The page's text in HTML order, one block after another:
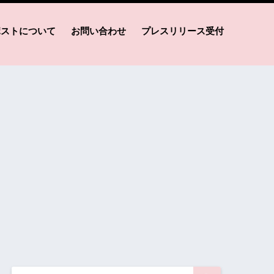
トについて お問い合わせ プレスリリース受付